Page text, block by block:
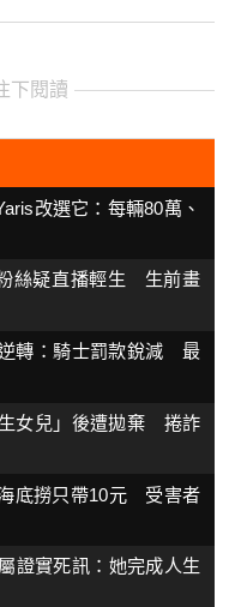
下閱讀
改選它：每輛80萬、
絲疑直播輕生 生前畫
轉：騎士罰款銳減 最
女兒」後遭拋棄 捲詐
底撈只帶10元 受害者
證實死訊：她完成人生